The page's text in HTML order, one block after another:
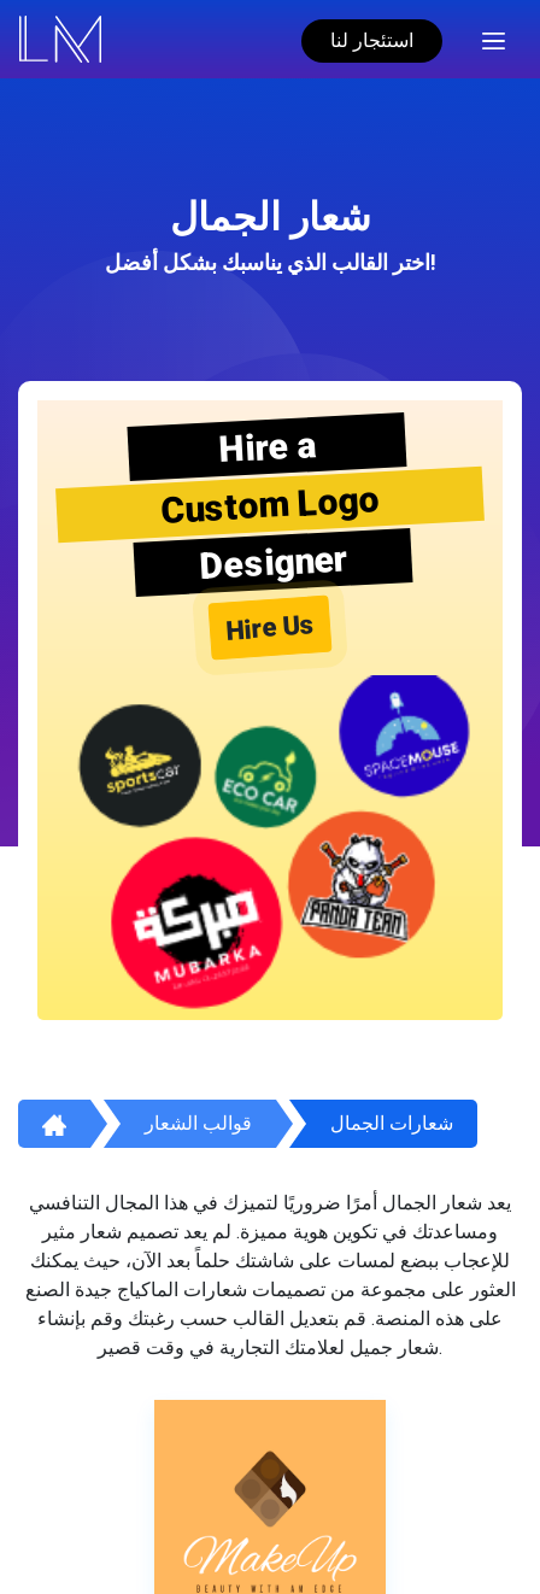
استئجار لنا
شعار الجمال
اختر القالب الذي يناسبك بشكل أفضل!
Hire a
Custom Logo
Designer
Hire Us
قوالب الشعار شعارات الجمال
يعد شعار الجمال أمرًا ضروريًا لتميزك في هذا المجال التنافسي
ومساعدتك في تكوين هوية مميزة. لم يعد تصميم شعار مثير
للإعجاب ببضع لمسات على شاشتك حلماً بعد الآن، حيث يمكنك
العثور على مجموعة من تصميمات شعارات الماكياج جيدة الصنع
على هذه المنصة. قم بتعديل القالب حسب رغبتك وقم بإنشاء
شعار جميل لعلامتك التجارية في وقت قصير.